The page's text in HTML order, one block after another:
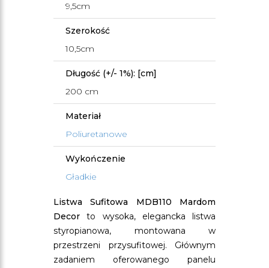
9,5cm
Szerokość
10,5cm
Długość (+/- 1%): [cm]
200 cm
Materiał
Poliuretanowe
Wykończenie
Gładkie
Listwa Sufitowa MDB110 Mardom
Decor to wysoka, elegancka listwa
styropianowa, montowana w
przestrzeni przysufitowej. Głównym
zadaniem oferowanego panelu